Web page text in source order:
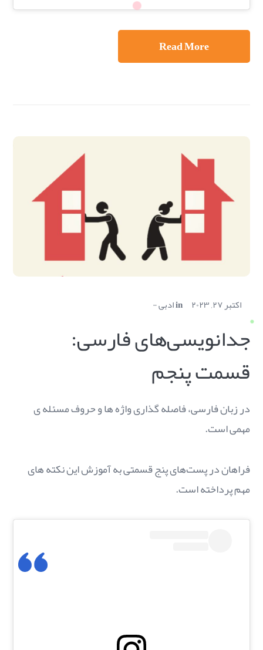
Read More
اکتبر ۲۷, ۲۰۲۳ inادبی
جدانویسی‌های فارسی:
قسمت پنجم
در زبان فارسی، فاصله گذاری واژه ها و حروف مسئله ی
مهمی است.
فراهان در پست‌های پنج قسمتی به آموزش این نکته های
مهم پرداخته است.